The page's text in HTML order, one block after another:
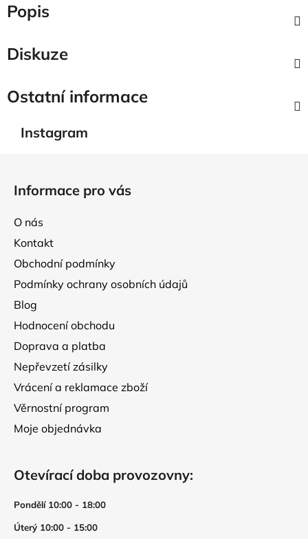
Popis
Diskuze
Ostatní informace
Instagram
Informace pro vás
O nás
Kontakt
Obchodní podmínky
Podmínky ochrany osobních údajů
Blog
Hodnocení obchodu
Doprava a platba
Nepřevzetí zásilky
Vrácení a reklamace zboží
Věrnostní program
Moje objednávka
Otevírací doba provozovny:
Pondělí 10:00 - 18:00
Úterý 10:00 - 15:00